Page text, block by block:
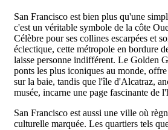
San Francisco est bien plus qu'une
c'est un véritable symbole de la côte
Célèbre pour ses collines escarpées et
éclectique, cette métropole en bordure
laisse personne indifférent. Le Golden
ponts les plus iconiques au monde,
sur la baie, tandis que l'île d'Alcatraz,
musée, incarne une page fascinante de
San Francisco est aussi une ville où
culturelle marquée. Les quartiers tels